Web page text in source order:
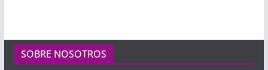
SOBRE NOSOTROS